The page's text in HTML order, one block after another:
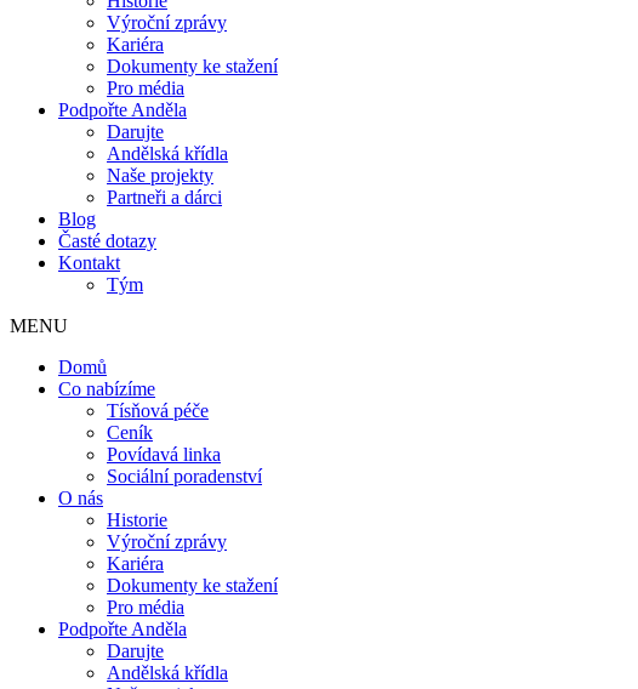
Výroční zprávy
Kariéra
Dokumenty ke stažení
Pro média
Podpořte Anděla
Darujte
Andělská křídla
Naše projekty
Partneři a dárci
Blog
Časté dotazy
Kontakt
Tým
MENU
Domů
Co nabízíme
Tísňová péče
Ceník
Povídavá linka
Sociální poradenství
O nás
Historie
Výroční zprávy
Kariéra
Dokumenty ke stažení
Pro média
Podpořte Anděla
Darujte
Andělská křídla